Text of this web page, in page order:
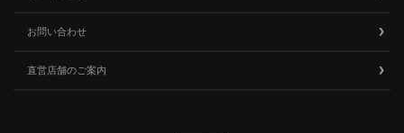
お問い合わせ
直営店舗のご案内